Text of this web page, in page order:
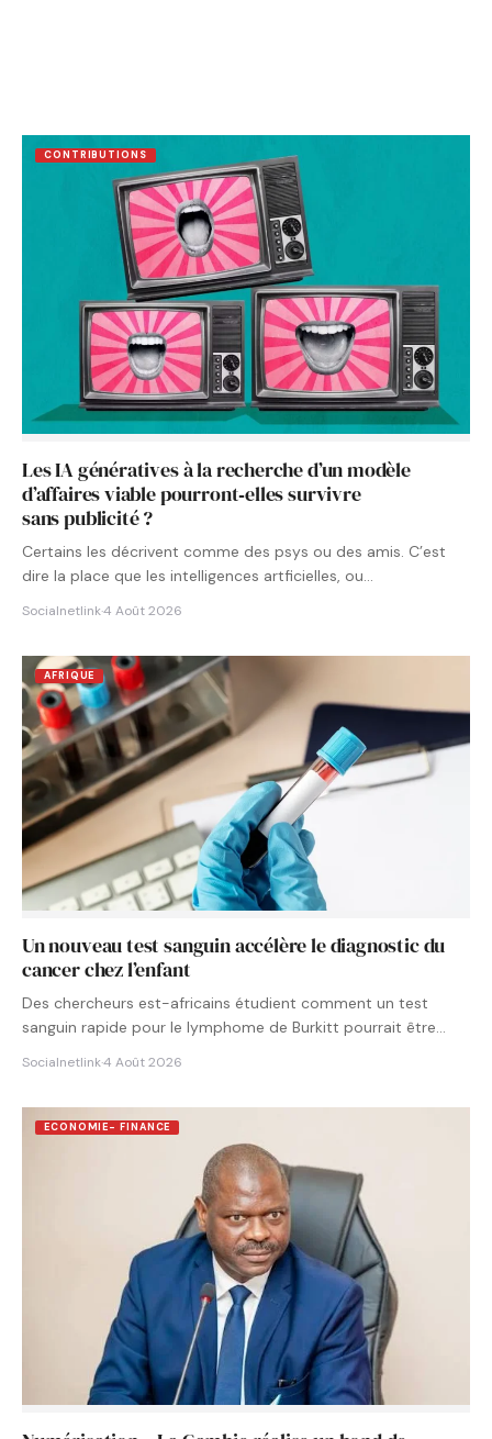
CONTRIBUTIONS
Les IA génératives à la recherche d’un modèle
d’affaires viable pourront‑elles survivre
sans publicité ?
Certains les décrivent comme des psys ou des amis. C’est
dire la place que les intelligences artficielles, ou…
Socialnetlink·4 Août 2026
AFRIQUE
Un nouveau test sanguin accélère le diagnostic du
cancer chez l’enfant
Des chercheurs est-africains étudient comment un test
sanguin rapide pour le lymphome de Burkitt pourrait être
Socialnetlink·4 Août 2026
ECONOMIE- FINANCE